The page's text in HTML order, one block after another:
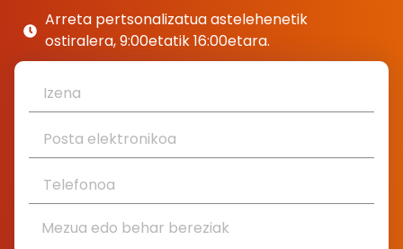
Arreta pertsonalizatua astelehenetik
ostiralera, 9:00etatik 16:00etara.